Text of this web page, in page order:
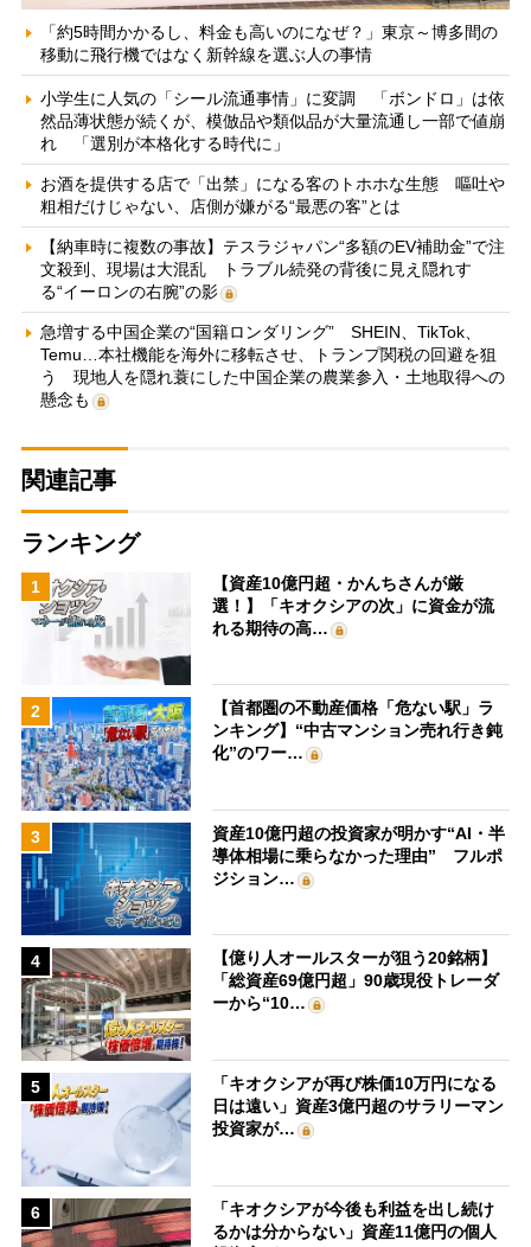
「約5時間かかるし、料金も高いのになぜ？」東京～博多間の
移動に飛行機ではなく新幹線を選ぶ人の事情
小学生に人気の「シール流通事情」に変調 「ボンドロ」は依
然品薄状態が続くが、模倣品や類似品が大量流通し一部で値崩
れ 「選別が本格化する時代に」
お酒を提供する店で「出禁」になる客のトホホな生態 嘔吐や
粗相だけじゃない、店側が嫌がる“最悪の客”とは
【納車時に複数の事故】テスラジャパン“多額のEV補助金”で注
文殺到、現場は大混乱 トラブル続発の背後に見え隠れす
る“イーロンの右腕”の影
急増する中国企業の“国籍ロンダリング” SHEIN、TikTok、
Temu…本社機能を海外に移転させ、トランプ関税の回避を狙
う 現地人を隠れ蓑にした中国企業の農業参入・土地取得への
懸念も
関連記事
ランキング
1
【資産10億円超・かんちさんが厳
選！】「キオクシアの次」に資金が流
れる期待の高…
2
【首都圏の不動産価格「危ない駅」ラ
ンキング】“中古マンション売れ行き鈍
化”のワー…
3
資産10億円超の投資家が明かす“AI・半
導体相場に乗らなかった理由” フルポ
ジション…
4
【億り人オールスターが狙う20銘柄】
「総資産69億円超」90歳現役トレーダ
ーから“10…
5
「キオクシアが再び株価10万円になる
日は遠い」資産3億円超のサラリーマン
投資家が…
6
「キオクシアが今後も利益を出し続け
るかは分からない」資産11億円の個人